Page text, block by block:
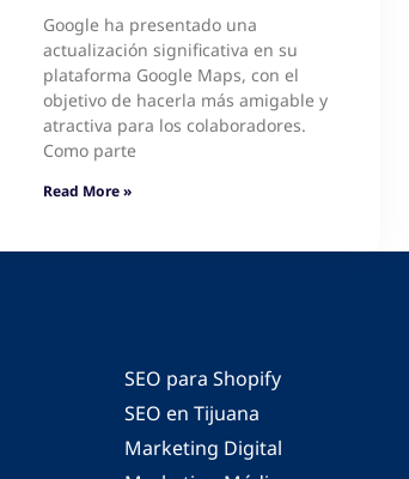
Google ha presentado una
actualización significativa en su
plataforma Google Maps, con el
objetivo de hacerla más amigable y
atractiva para los colaboradores.
Como parte
Read More »
SEO para Shopify
SEO en Tijuana
Marketing Digital